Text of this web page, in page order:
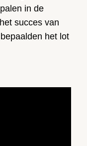
in de
succes van
het lot